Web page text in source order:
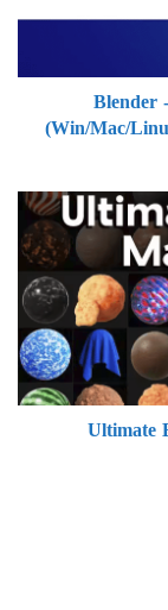
Blender
(Win/Mac/
Ultimate